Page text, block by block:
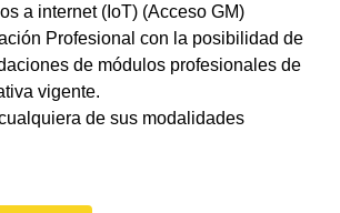
a internet (IoT) (Acceso GM)
Profesional con la posibilidad de
de módulos profesionales de
vigente.
de sus modalidades